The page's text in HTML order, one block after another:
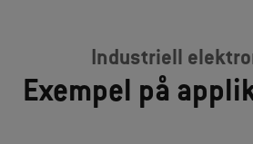
Industriell
Exempel på